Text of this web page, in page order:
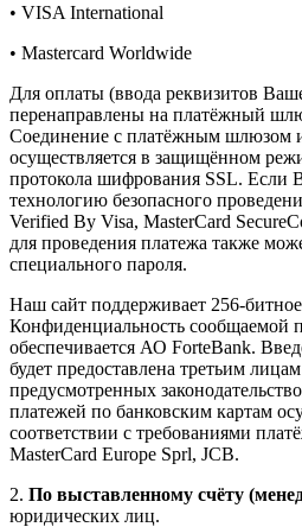
• VISA International
• Mastercard Worldwide
Для оплаты (ввода реквизитов
перенаправлены на платёжный
Соединение с платёжным шлюзом
осуществляется в защищённом
протокола шифрования SSL. Если
технологию безопасного
Verified By Visa, MasterCard
для проведения платежа также
специального пароля.
Наш сайт поддерживает 256-
Конфиденциальность сообщаемой
обеспечивается АО ForteBank.
будет предоставлена третьим
предусмотренных
платежей по банковским картам
соответствии с требованиями
MasterCard Europe Sprl, JCB.
2. По выставленному счёту
юридических лиц.